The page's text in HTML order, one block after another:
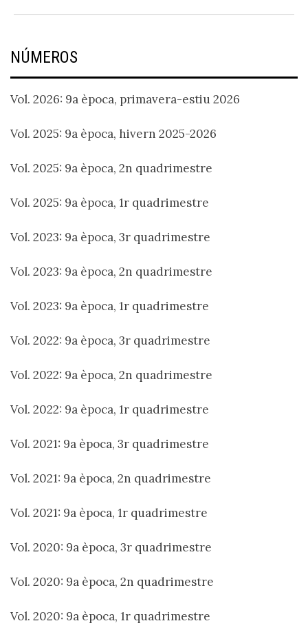
NÚMEROS
Vol. 2026: 9a època, primavera-estiu 2026
Vol. 2025: 9a època, hivern 2025-2026
Vol. 2025: 9a època, 2n quadrimestre
Vol. 2025: 9a època, 1r quadrimestre
Vol. 2023: 9a època, 3r quadrimestre
Vol. 2023: 9a època, 2n quadrimestre
Vol. 2023: 9a època, 1r quadrimestre
Vol. 2022: 9a època, 3r quadrimestre
Vol. 2022: 9a època, 2n quadrimestre
Vol. 2022: 9a època, 1r quadrimestre
Vol. 2021: 9a època, 3r quadrimestre
Vol. 2021: 9a època, 2n quadrimestre
Vol. 2021: 9a època, 1r quadrimestre
Vol. 2020: 9a època, 3r quadrimestre
Vol. 2020: 9a època, 2n quadrimestre
Vol. 2020: 9a època, 1r quadrimestre